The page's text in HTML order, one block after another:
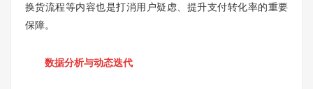
换货流程等内容也是打消用户疑虑、提升支付转化率的重要
保障。
数据分析与动态迭代